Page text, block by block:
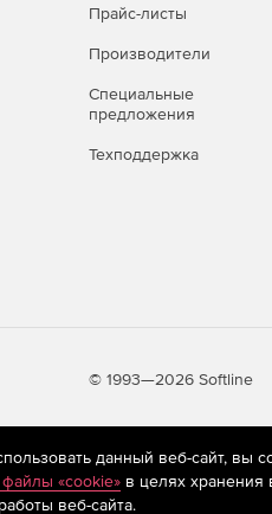
Прайс-листы
Производители
Специальные
предложения
Техподдержка
© 1993—2026 Softline
применяются
к предпочтениям
данный веб-сайт, вы
файлы «cookie»в целях хранения
веб-сайта.